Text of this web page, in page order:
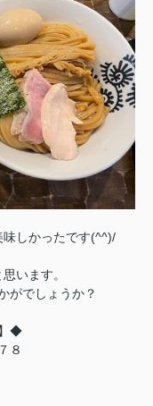
しかったです(^^)/
います。
がでしょうか？
◆
８